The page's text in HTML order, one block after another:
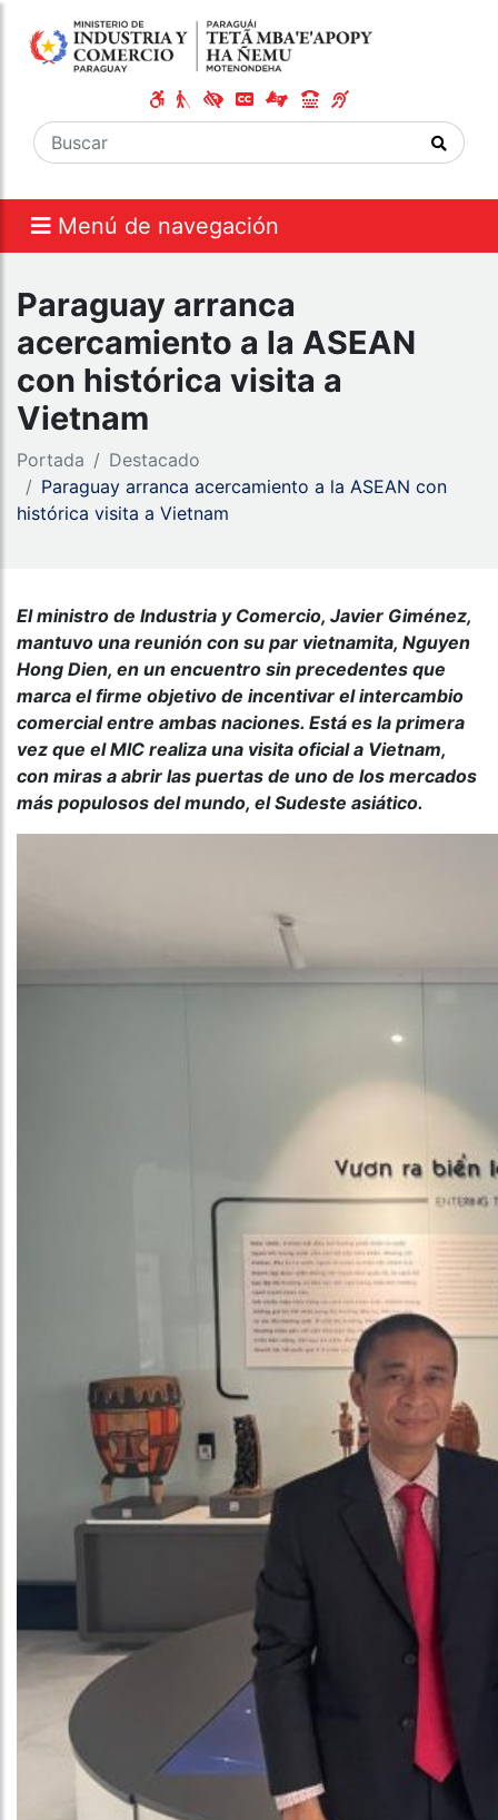
Menú de navegación
Paraguay arranca
acercamiento a la ASEAN
con histórica visita a
Vietnam
Portada
Destacado
Paraguay arranca acercamiento a la ASEAN con
histórica visita a Vietnam
El ministro de Industria y Comercio, Javier Giménez,
mantuvo una reunión con su par vietnamita, Nguyen
Hong Dien, en un encuentro sin precedentes que
marca elfirme objetivo de incentivar el intercambio
comercial entre ambas naciones. Está es la primera
vez que el MIC realiza una visita oficial a Vietnam,
con miras a abrir las puertas de uno de los mercados
más populosos del mundo, el Sudeste asiático.